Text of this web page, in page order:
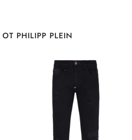
PHILIPP PLEIN